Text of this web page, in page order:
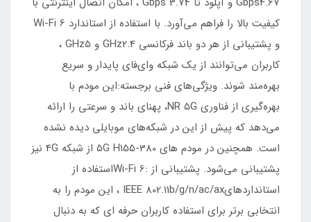
کیفیت بالا را فراهم می‌آورد. با استفاده از استاندارد Wi-Fi 6
و پشتیبانی از هر دو باند فرکانسی GHz2.4 و GHz5 ،
کاربران می‌توانند از یک شبکه وای‌فای پایدار و سریع
بهره‌مند شوند. ویژگی‌های فنی برجسته:این مودم با
بهره‌گیری از فناوری NR 5G، پهنای باند و سرعتی را ارائه
می‌دهد که پیش از این در شبکه‌های موبایلی دیده نشده
است. همچنین در مودم های 5G H155-380 از شبکه 4G نیز
پشتیبانی می‌شود. پشتیبانی از :Wi-Fi 6استفاده از
استانداردهایIEEE 802.11b/g/n/ac/ax ، این مودم را به
انتخابی برتر برای استفاده‌ کاربران حرفه ای که به دنبال